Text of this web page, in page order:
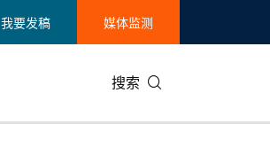
我要发稿 媒体监测
搜索